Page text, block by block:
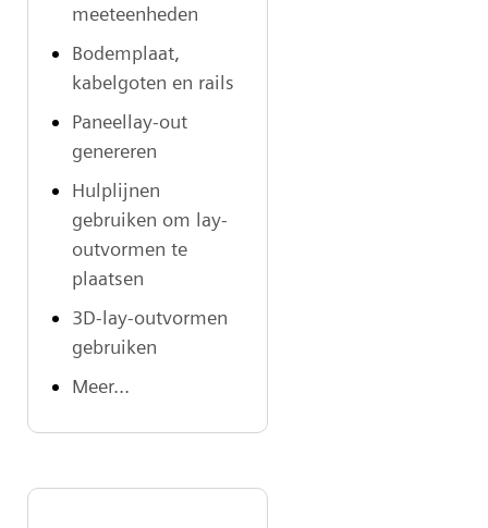
meeteenheden
Bodemplaat,
kabelgoten en rails
Paneellay-out
genereren
Hulplijnen
gebruiken om lay-
outvormen te
plaatsen
3D-lay-outvormen
gebruiken
Meer...